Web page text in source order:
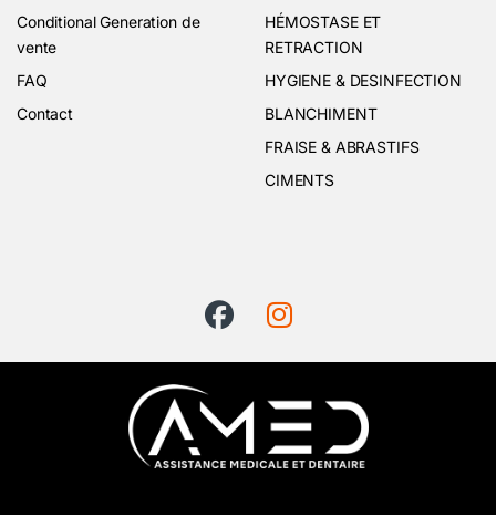
Conditional Generation de
vente
FAQ
Contact
HÉMOSTASE ET
RETRACTION
HYGIENE & DESINFECTION
BLANCHIMENT
FRAISE & ABRASTIFS
CIMENTS